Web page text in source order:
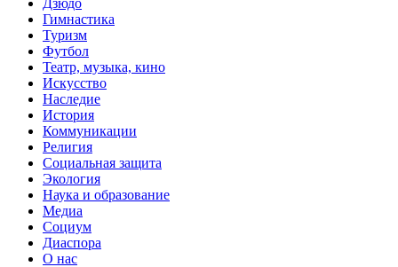
Дзюдо
Гимнастика
Туризм
Футбол
Театр, музыка, кино
Искусство
Наследие
История
Коммуникации
Религия
Социальная защита
Экология
Наука и образование
Медиа
Социум
Диаспора
О нас